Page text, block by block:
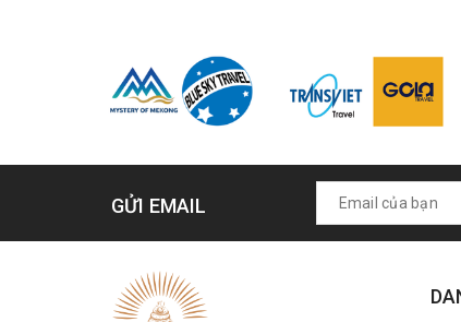
GỬI EMAIL